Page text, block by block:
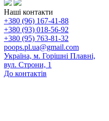
Наші контакти
+380 (96) 167-41-88
+380 (93) 018-56-92
+380 (95) 763-81-32
poops.pl.ua@gmail.com
Україна, м. Горішні Плавні,
вул. Строни, 1
До контактів